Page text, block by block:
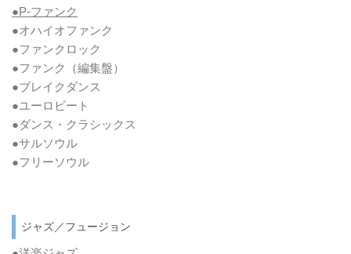
●P-ファンク
●オハイオファンク
●ファンクロック
●ファンク
（編集盤）
●ブレイクダンス
●ユーロビート
●ダンス・クラシックス
●サルソウル
●フリーソウル
ジャズ／フュージョン